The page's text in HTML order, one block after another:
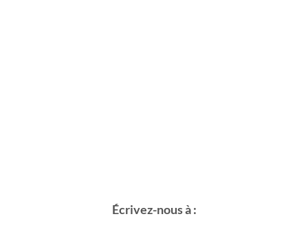
Écrivez-nous à :